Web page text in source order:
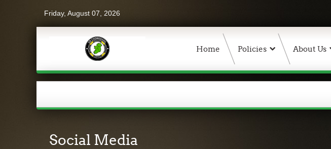
Friday, August 07, 2026
Home Policies About Us
Social Media